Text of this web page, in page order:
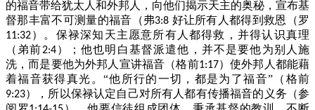
的福音带给犹太人和外邦人，向他们揭示天主的奥秘，宣布基
督那丰富不可测量的福音（弗3:8 好让所有人都得到救恩（罗
11:32）。保禄深知天主愿意所有人都得救，并得认识真理
（弟前2:4）；他也明白基督派遣他，并不是要他为别人施
洗，而是要他为外邦人宣讲福音（格前1:17）使外邦人都能藉
着福音获得真光。“他所行的一切，都是为了福音”（格前
9:23），所以保禄认定自己对所有人都有传播福音的义务（参